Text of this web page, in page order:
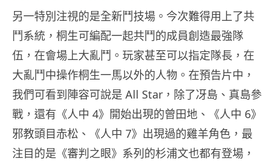
另一特別注視的是全新鬥技場。今次難得用上了共
鬥系統，桐生可編配一起共鬥的成員創造最強隊
伍，在會場上大亂鬥。玩家甚至可以指定隊長，在
大亂鬥中操作桐生一馬以外的人物。在預告片中，
我們可看到陣容可說是 All Star，除了冴島、真島參
戰，還有《人中 4》開始出現的曾田地、《人中 6》
邪教頭目赤松、《人中 7》出現過的雞羊角色，最
注目的是《審判之眼》系列的杉浦文也都有登場，